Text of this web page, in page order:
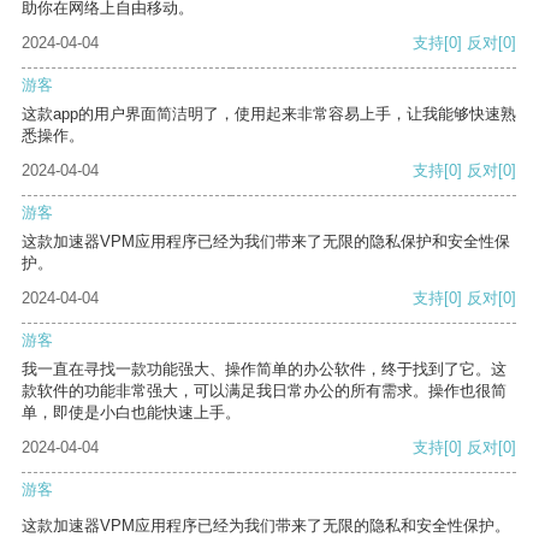
助你在网络上自由移动。
2024-04-04
支持[0] 反对[0]
游客
这款app的用户界面简洁明了，使用起来非常容易上手，让我能够快速熟
悉操作。
2024-04-04
支持[0] 反对[0]
游客
这款加速器VPM应用程序已经为我们带来了无限的隐私保护和安全性保
护。
2024-04-04
支持[0] 反对[0]
游客
我一直在寻找一款功能强大、操作简单的办公软件，终于找到了它。这
款软件的功能非常强大，可以满足我日常办公的所有需求。操作也很简
单，即使是小白也能快速上手。
2024-04-04
支持[0] 反对[0]
游客
这款加速器VPM应用程序已经为我们带来了无限的隐私和安全性保护。